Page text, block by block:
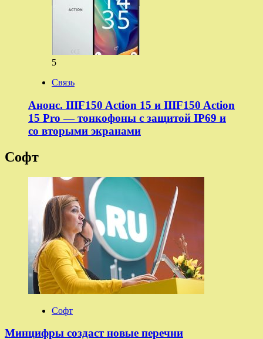
5
Связь
Анонс. IIIF150 Action 15 и IIIF150 Action
15 Pro — тонкофоны с защитой IP69 и
со вторыми экранами
Софт
Софт
Минцифры создаст новые перечни